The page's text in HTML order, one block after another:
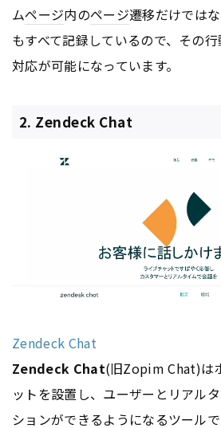
ムページ内のページ遷移だけでは
もすべて記録しているので、その
対応が可能になっています。
2. Zendeck Chat
Zendeck Chat
Zendeck Chat(旧Zopim Chat)は
ットを設置し、ユーザーとリアル
ションができるようになるツール